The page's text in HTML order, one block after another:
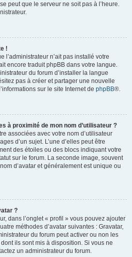
peut que le serveur ne soit pas à l’heure.
!
l’administrateur n’ait pas installé votre
encore traduit phpBB dans votre langue.
du forum d’installer la langue
pas à créer et partager une nouvelle
sur le site Internet de phpBB®.
à proximité de mon nom d’utilisateur ?
associées avec votre nom d’utilisateur
d’un sujet. L’une d’elles peut être
des étoiles ou des blocs indiquant votre
sur le forum. La seconde image, souvent
d’avatar et généralement est unique ou
?
dans l’onglet « profil » vous pouvez ajouter
méthodes d’avatar suivantes : Gravatar,
du forum peut activer ou non les
ils sont mis à disposition. Si vous ne
un administrateur du forum.